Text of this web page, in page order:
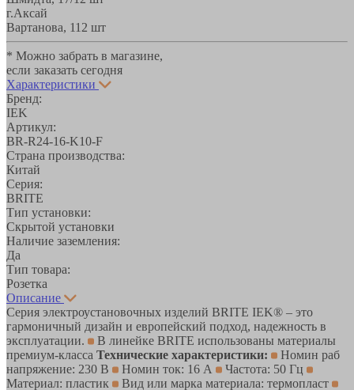
г.Аксай
Вартанова, 11 2 шт
* Можно забрать в магазине,
если заказать сегодня
Характеристики
Бренд:
IEK
Артикул:
BR-R24-16-K10-F
Страна производства:
Китай
Серия:
BRITE
Тип установки:
Скрытой установки
Наличие заземления:
Да
Тип товара:
Розетка
Описание
Серия электроустановочных изделий BRITE IEK® – это
гармоничный дизайн и европейский подход, надежность в
эксплуатации.
В линейке BRITE использованы материалы
премиум-класса Технические характеристики:
Номин раб
напряжение: 230 В
Номин ток: 16 А
Частота: 50 Гц
Материал: пластик
Вид или марка материала: термопласт